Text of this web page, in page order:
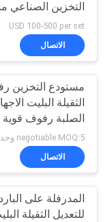
اتصل
أخبار
حالات
خريطة
الموقع
طويل
نظام
18
التخزين الصناعي
USD 100-500 per set
الاتصال
مستودع التخزين
الثقيلة البليت
الصلبة رفوف قوية
negotiable MOQ:5 وحدات
الاتصال
المدرفلة على
للتعديل الثقيلة